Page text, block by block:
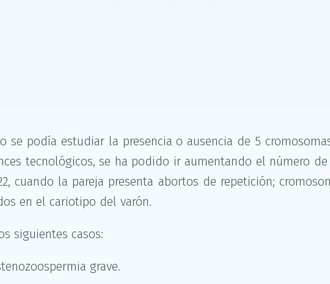
podía estudiar la presencia o ausencia de 5
tecnológicos, se ha podido ir aumentando el número
cuando la pareja presenta abortos de repetición;
en el cariotipo del varón.
siguientes casos:
grave.